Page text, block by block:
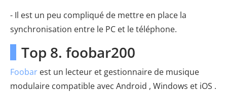
- Il est un peu compliqué de mettre en place la
synchronisation entre le PC et le téléphone.
Top 8. foobar200
Foobar est un lecteur et gestionnaire de musique
modulaire compatible avec Android , Windows et iOS .